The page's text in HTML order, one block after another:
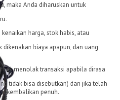
maka Anda diharuskan untuk
harga, stok habis, atau
biaya apapun, dan uang
menolak transaksi apabila dirasa
tidak bisa disebutkan) dan jika telah
penuh.